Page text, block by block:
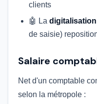
clients
🤖 La
de saisie)
Salaire
Net d'un comptable
selon la métropole :